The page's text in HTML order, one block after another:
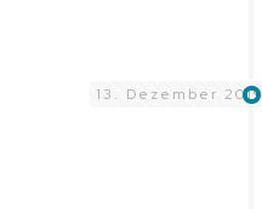
13. Dezember 2019